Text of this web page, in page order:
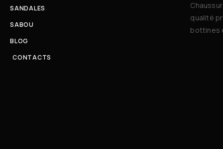
SANDALES
SABOU
BLOG
CONTACTS
qualité
bottines